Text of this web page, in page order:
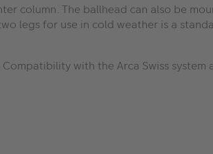
column. The ballhead can also be
legs for use in cold weather is a
with the Arca Swiss system